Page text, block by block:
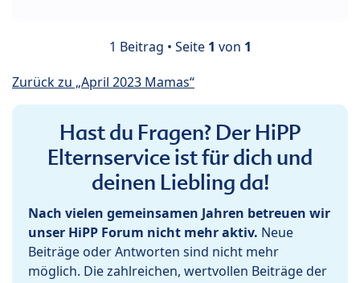
1 Beitrag • Seite 1 von 1
Zurück zu „April 2023 Mamas“
Hast du Fragen? Der HiPP
Elternservice ist für dich und
deinen Liebling da!
Nach vielen gemeinsamen Jahren betreuen wir
unser HiPP Forum nicht mehr aktiv. Neue
Beiträge oder Antworten sind nicht mehr
möglich. Die zahlreichen, wertvollen Beiträge der